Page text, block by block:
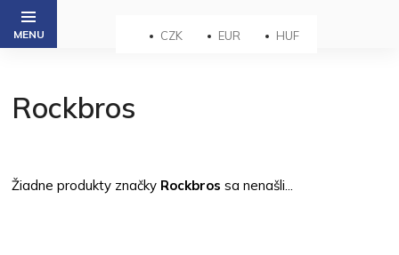
Prejsť
obsah
CZK EUR HUF
Rockbros
Žiadne produkty značky Rockbros sa nenašli...